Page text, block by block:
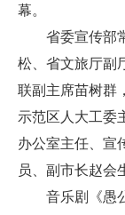
幕。
省委宣传部
松、省文旅厅副
联副主席苗树群
示范区人大工委
办公室主任、宣
员、副市长赵会
音乐剧《愚